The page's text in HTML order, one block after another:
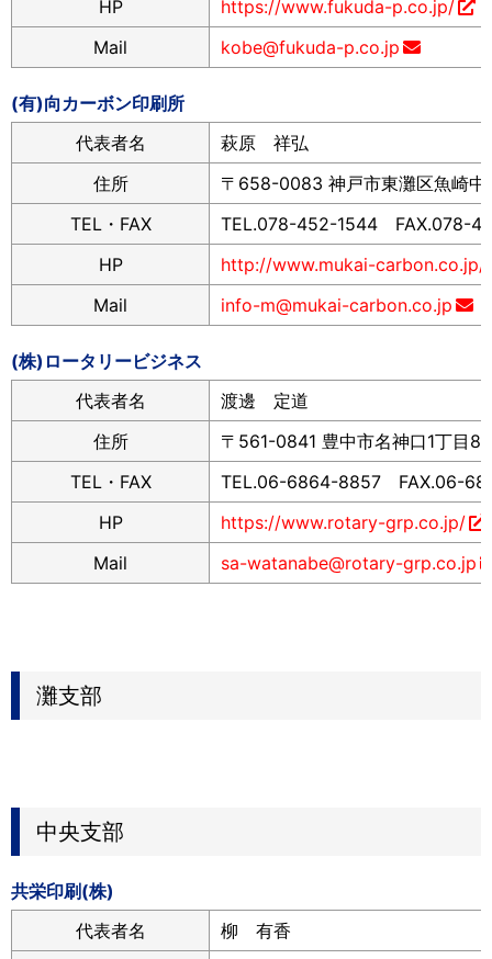
HP
https://www.fukuda-p.co.jp/
Mail
kobe@fukuda-p.co.jp
(有)向カーボン印刷所
代表者名
萩原 祥弘
住所
〒658-0083 神戸市東灘区魚崎
TEL・FAX
TEL.078-452-1544 FAX.078-
HP
http://www.mukai-carbon.co.jp/
Mail
info-m@mukai-carbon.co.jp
(株)ロータリービジネス
代表者名
渡邊 定道
住所
〒561-0841 豊中市名神口1丁目8-
TEL・FAX
TEL.06-6864-8857 FAX.06-
HP
https://www.rotary-grp.co.jp/
Mail
sa-watanabe@rotary-grp.co.jp
灘支部
中央支部
共栄印刷(株)
代表者名
柳 有香